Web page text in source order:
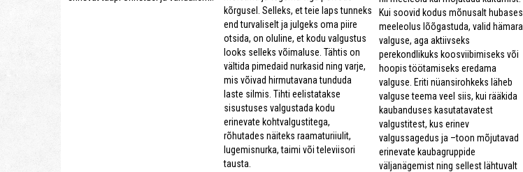
kõrgusel. Selleks, et teie laps tunneks
end turvaliselt ja julgeks oma piire
otsida, on oluline, et kodu valgustus
looks selleks võimaluse. Tähtis on
vältida pimedaid nurkasid ning varje,
mis võivad hirmutavana tunduda
laste silmis. Tihti eelistatakse
sisustuses valgustada kodu
erinevate kohtvalgustitega,
rõhutades näiteks raamaturiiulit,
lugemisnurka, taimi või televiisori
tausta.
Kui soovid kodus mõnusalt hubases
meeleolus lõõgastuda, valid hämara
valguse, aga aktiivseks
perekondlikuks koosviibimiseks või
hoopis töötamiseks eredama
valguse. Eriti nüansirohkeks läheb
valguse teema veel siis, kui rääkida
kaubanduses kasutatavatest
valgustitest, kus erinev
valgussagedus ja –toon mõjutavad
erinevate kaubagruppide
väljanägemist ning sellest lähtuvalt